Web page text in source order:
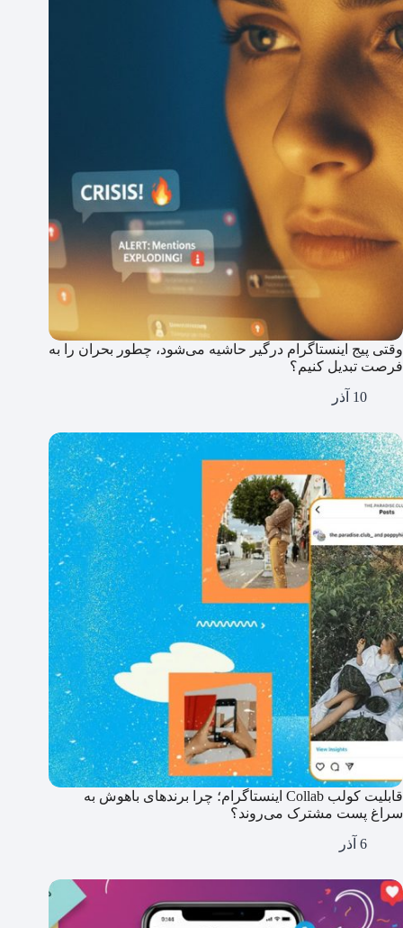
وقتی پیج اینستاگرام درگیر حاشیه می‌شود، چطور بحران را به
فرصت تبدیل کنیم؟
10 آذر
قابلیت کولب Collab اینستاگرام؛ چرا برندهای باهوش به
سراغ پست مشترک می‌روند؟
6 آذر